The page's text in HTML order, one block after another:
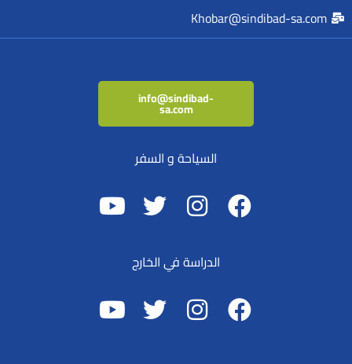
Khobar@sindibad-sa.com
info@sindibad-
sa.com
السياحة و السفر
الدراسة في الخارج